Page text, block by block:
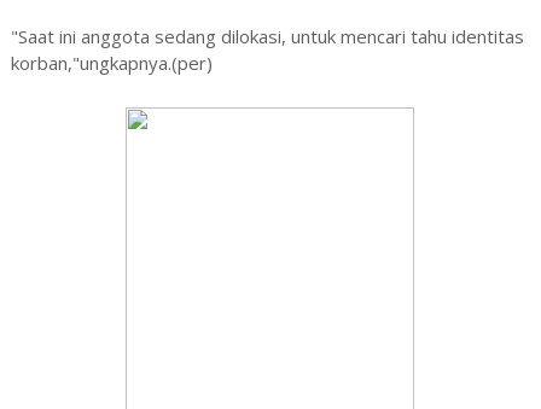
"Saat ini anggota sedang dilokasi, untuk mencari tahu identitas
korban,"ungkapnya.(per)